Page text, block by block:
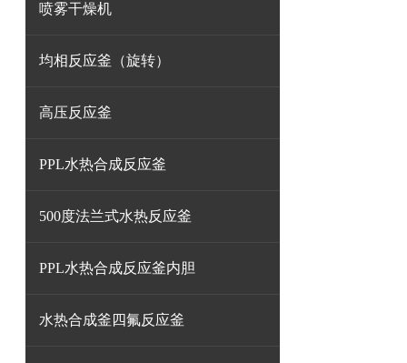
喷雾干燥机
均相反应釜（旋转）
高压反应釜
PPL水热合成反应釜
500度法兰式水热反应釜
PPL水热合成反应釜内胆
水热合成釜四氟反应釜